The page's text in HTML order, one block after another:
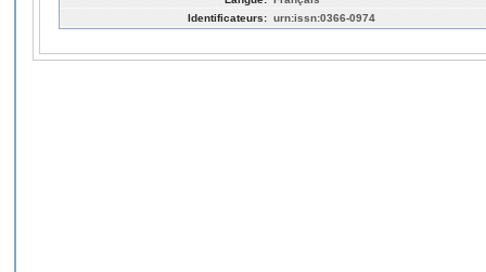
Identificateurs: urn:issn:0366-0974